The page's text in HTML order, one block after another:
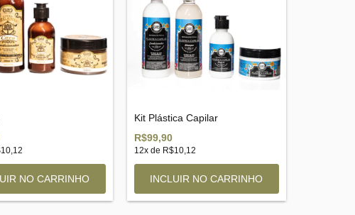
Kit Plástica Capilar
R$99,90
12x de R$10,12